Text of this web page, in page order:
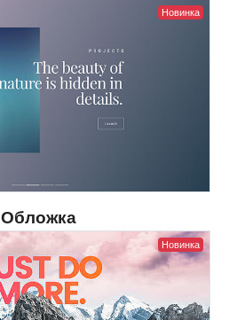
Новинка
Обложка
Новинка